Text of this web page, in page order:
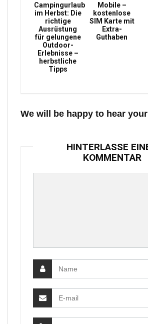
Campingurlaub
im Herbst: Die
richtige
Ausrüstung
für gelungene
Outdoor-
Erlebnisse –
herbstliche
Tipps
Mobile –
kostenlose
SIM Karte mit
Extra-
Guthaben
We will be happy to hear
HINTERLASSE
KOMMENTAR